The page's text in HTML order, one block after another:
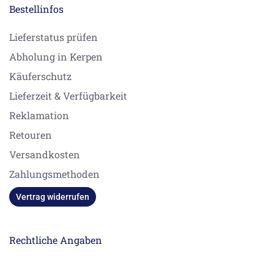
Bestellinfos
Lieferstatus prüfen
Abholung in Kerpen
Käuferschutz
Lieferzeit & Verfügbarkeit
Reklamation
Retouren
Versandkosten
Zahlungsmethoden
Vertrag widerrufen
Rechtliche Angaben